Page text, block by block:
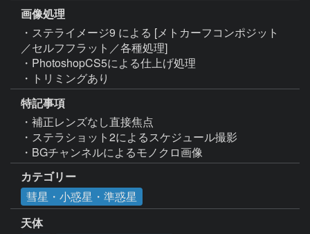
画像処理
・ステライメージ9 による [メトカーフコンポジット
／セルフフラット／各種処理]
・PhotoshopCS5による仕上げ処理
・トリミングあり
特記事項
・補正レンズなし直接焦点
・ステラショット2によるスケジュール撮影
・BGチャンネルによるモノクロ画像
カテゴリー
彗星・小惑星・準惑星
天体